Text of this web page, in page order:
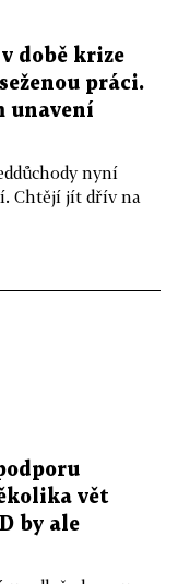
době krize
práci.
unavení
nyní
Chtějí jít dřív na
vět
by ale